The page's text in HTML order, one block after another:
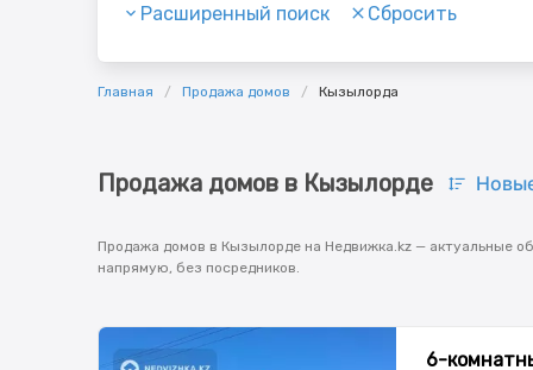
Расширенный поиск Сбросить
Главная Продажа домов Кызылорда
Продажа домов в Кызылорде
Продажа домов в Кызылорде на Недвижка.kz — актуальные
напрямую, без посредников.
6-